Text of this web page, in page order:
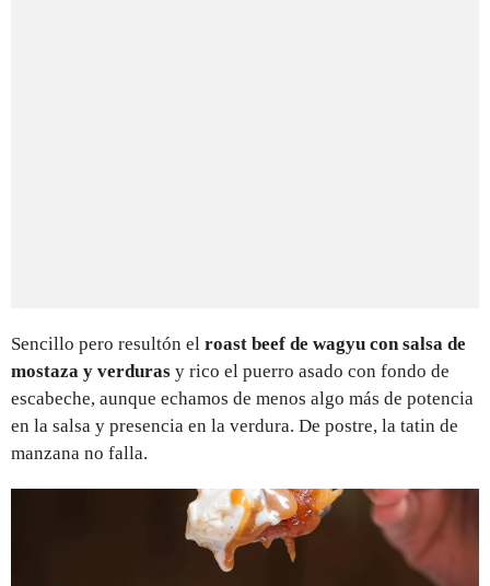
Sencillo pero resultón el roast beef de wagyu con salsa de
mostaza y verduras y rico el puerro asado con fondo de
escabeche, aunque echamos de menos algo más de potencia
en la salsa y presencia en la verdura. De postre, la tatin de
manzana no falla.